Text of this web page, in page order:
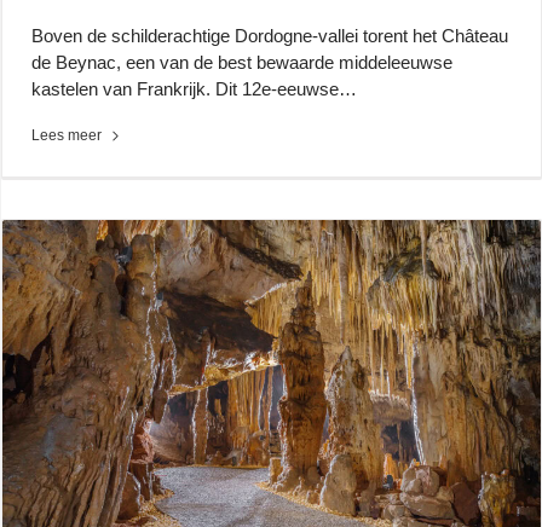
Boven de schilderachtige Dordogne-vallei torent het Château
de Beynac, een van de best bewaarde middeleeuwse
kastelen van Frankrijk. Dit 12e-eeuwse…
Lees meer